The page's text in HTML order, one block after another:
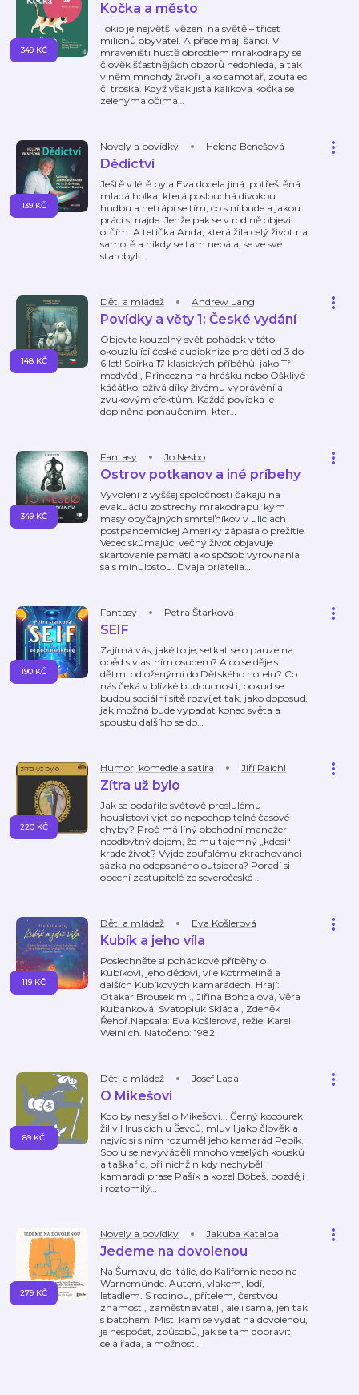
Kočka a město
Tokio je největší vězení na světě – třicet
milionů obyvatel. A přece mají šanci. V
mraveništi hustě obrostlém mrakodrapy se
člověk šťastnějších obzorů nedohledá, a tak
v něm mnohdy živoří jako samotář, zoufalec
či troska. Když však jistá kaliková kočka se
zelenýma očima…
349 KČ
Novely a povídky Helena Benešová
Dědictví
Ještě v létě byla Eva docela jiná: potřeštěná
mladá holka, která poslouchá divokou
hudbu a netrápí se tím, co s ní bude a jakou
práci si najde. Jenže pak se v rodině objevil
otčím. A tetička Anda, která žila celý život na
samotě a nikdy se tam nebála, se ve své
starobyl…
139 KČ
Děti a mládež Andrew Lang
Povídky a věty 1: České vydání
Objevte kouzelný svět pohádek v této
okouzlující české audioknize pro děti od 3 do
6 let! Sbírka 17 klasických příběhů, jako Tři
medvědi, Princezna na hrášku nebo Ošklivé
káčátko, ožívá díky živému vyprávění a
zvukovým efektům. Každá povídka je
doplněna ponaučením, kter…
148 KČ
Fantasy Jo Nesbo
Ostrov potkanov a iné príbehy
Vyvolení z vyššej spoločnosti čakajú na
evakuáciu zo strechy mrakodrapu, kým
masy obyčajných smrteľníkov v uliciach
postpandemickej Ameriky zápasia o prežitie.
Vedec skúmajúci večný život objavuje
skartovanie pamäti ako spôsob vyrovnania
sa s minulosťou. Dvaja priatelia…
349 KČ
Fantasy Petra Štarková
SEIF
Zajímá vás, jaké to je, setkat se o pauze na
oběd s vlastním osudem? A co se děje s
dětmi odloženými do Dětského hotelu? Co
nás čeká v blízké budoucnosti, pokud se
budou sociální sítě rozvíjet tak, jako doposud,
jak možná bude vypadat konec světa a
spoustu dalšího se do…
190 KČ
Humor, komedie a satira Jiří Raichl
Zítra už bylo
Jak se podařilo světově proslulému
houslistovi vjet do nepochopitelné časové
chyby? Proč má líný obchodní manažer
neodbytný dojem, že mu tajemný „kdosi“
krade život? Vyjde zoufalému zkrachovanci
sázka na odepsaného outsidera? Poradí si
obecní zastupitelé ze severočeské …
220 KČ
Děti a mládež Eva Košlerová
Kubík a jeho víla
Poslechněte si pohádkové příběhy o
Kubíkovi, jeho dědovi, víle Kotrmelíně a
dalších Kubíkových kamarádech. Hrají:
Otakar Brousek ml., Jiřina Bohdalová, Věra
Kubánková, Svatopluk Skládal, Zdeněk
Řehoř.Napsala: Eva Košlerová, režie: Karel
Weinlich. Natočeno: 1982
119 KČ
Děti a mládež Josef Lada
O Mikešovi
Kdo by neslyšel o Mikešovi... Černý kocourek
žil v Hrusicích u Ševců, mluvil jako člověk a
nejvíc si s ním rozuměl jeho kamarád Pepík.
Spolu se navyváděli mnoho veselých kousků
a taškařic, při nichž nikdy nechyběli
kamarádi prase Pašík a kozel Bobeš, později
i roztomilý…
89 KČ
Novely a povídky Jakuba Katalpa
Jedeme na dovolenou
Na Šumavu, do Itálie, do Kalifornie nebo na
Warnemünde. Autem, vlakem, lodí,
letadlem. S rodinou, přítelem, čerstvou
známostí, zaměstnavateli, ale i sama, jen tak
s batohem. Míst, kam se vydat na dovolenou,
je nespočet, způsobů, jak se tam dopravit,
celá řada, a možnost…
279 KČ